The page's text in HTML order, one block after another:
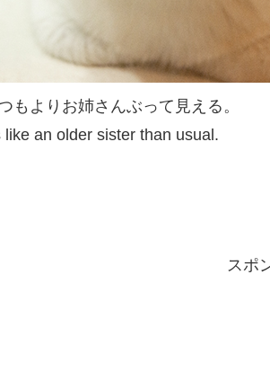
もよりお姉さんぶって見える。
like an older sister than usual.
スポ